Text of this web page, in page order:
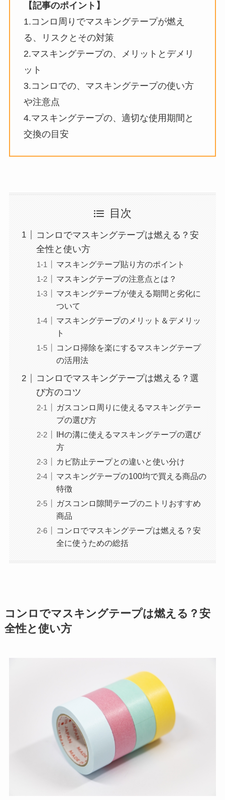
【記事のポイント】
1.コンロ周りでマスキングテープが燃え
る、リスクとその対策
2.マスキングテープの、メリットとデメリ
ット
3.コンロでの、マスキングテープの使い方
や注意点
4.マスキングテープの、適切な使用期間と
交換の目安
目次
コンロでマスキングテープは燃える？安
全性と使い方
マスキングテープ貼り方のポイント
マスキングテープの注意点とは？
マスキングテープが使える期間と劣化に
ついて
マスキングテープのメリット＆デメリッ
ト
コンロ掃除を楽にするマスキングテープ
の活用法
コンロでマスキングテープは燃える？選
び方のコツ
ガスコンロ周りに使えるマスキングテー
プの選び方
IHの溝に使えるマスキングテープの選び
方
カビ防止テープとの違いと使い分け
マスキングテープの100均で買える商品の
特徴
ガスコンロ隙間テープのニトリおすすめ
商品
コンロでマスキングテープは燃える？安
全に使うための総括
コンロでマスキングテープは燃える？安
全性と使い方